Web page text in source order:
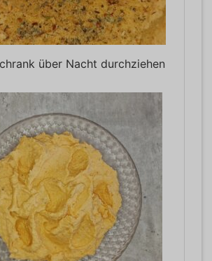
über Nacht durchziehen